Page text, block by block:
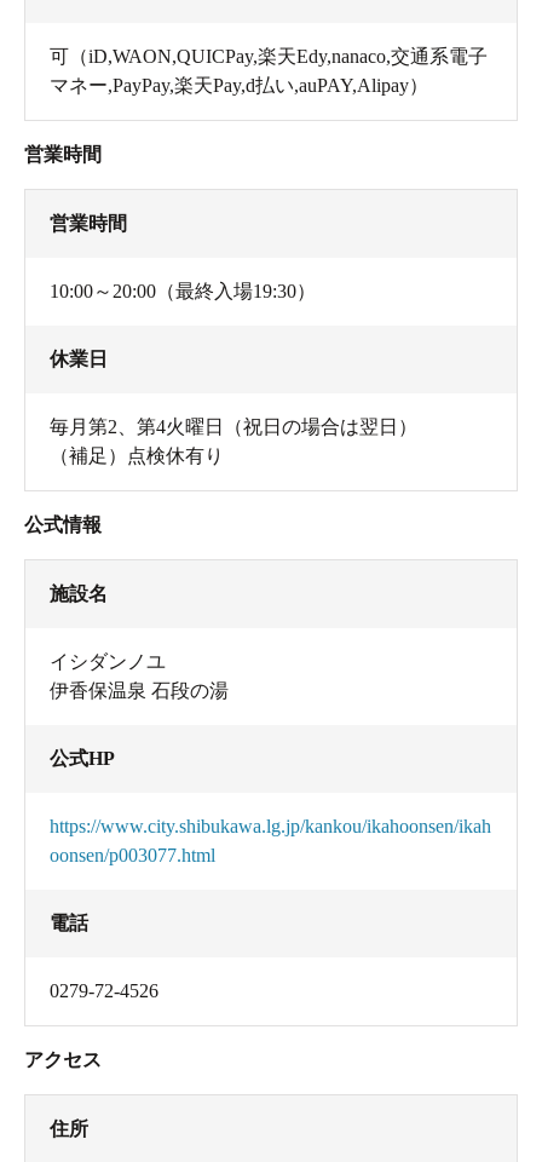
可（iD,WAON,QUICPay,楽天Edy,nanaco,交通系電子
マネー,PayPay,楽天Pay,d払い,auPAY,Alipay）
営業時間
営業時間
10:00～20:00（最終入場19:30）
休業日
毎月第2、第4火曜日（祝日の場合は翌日）
（補足）点検休有り
公式情報
施設名
イシダンノユ
伊香保温泉 石段の湯
公式HP
https://www.city.shibukawa.lg.jp/kankou/ikahoonsen/ikah
oonsen/p003077.html
電話
0279-72-4526
アクセス
住所